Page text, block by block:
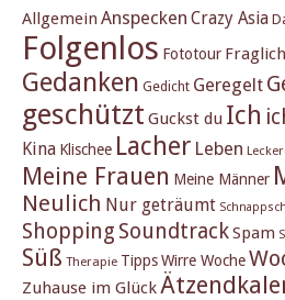
Allgemein Anspecken Crazy Asia
Folgenlos Fototour Fraglich
Gedanken Gedicht Geregelt
geschützt Guckst du Ich
Kina Klischee Lacher Leben
Meine Frauen Meine Männer
Neulich Nur geträumt
Shopping SoundtrackSpam
Süß Therapie TippsWirre Woche
Zuhause im Glück